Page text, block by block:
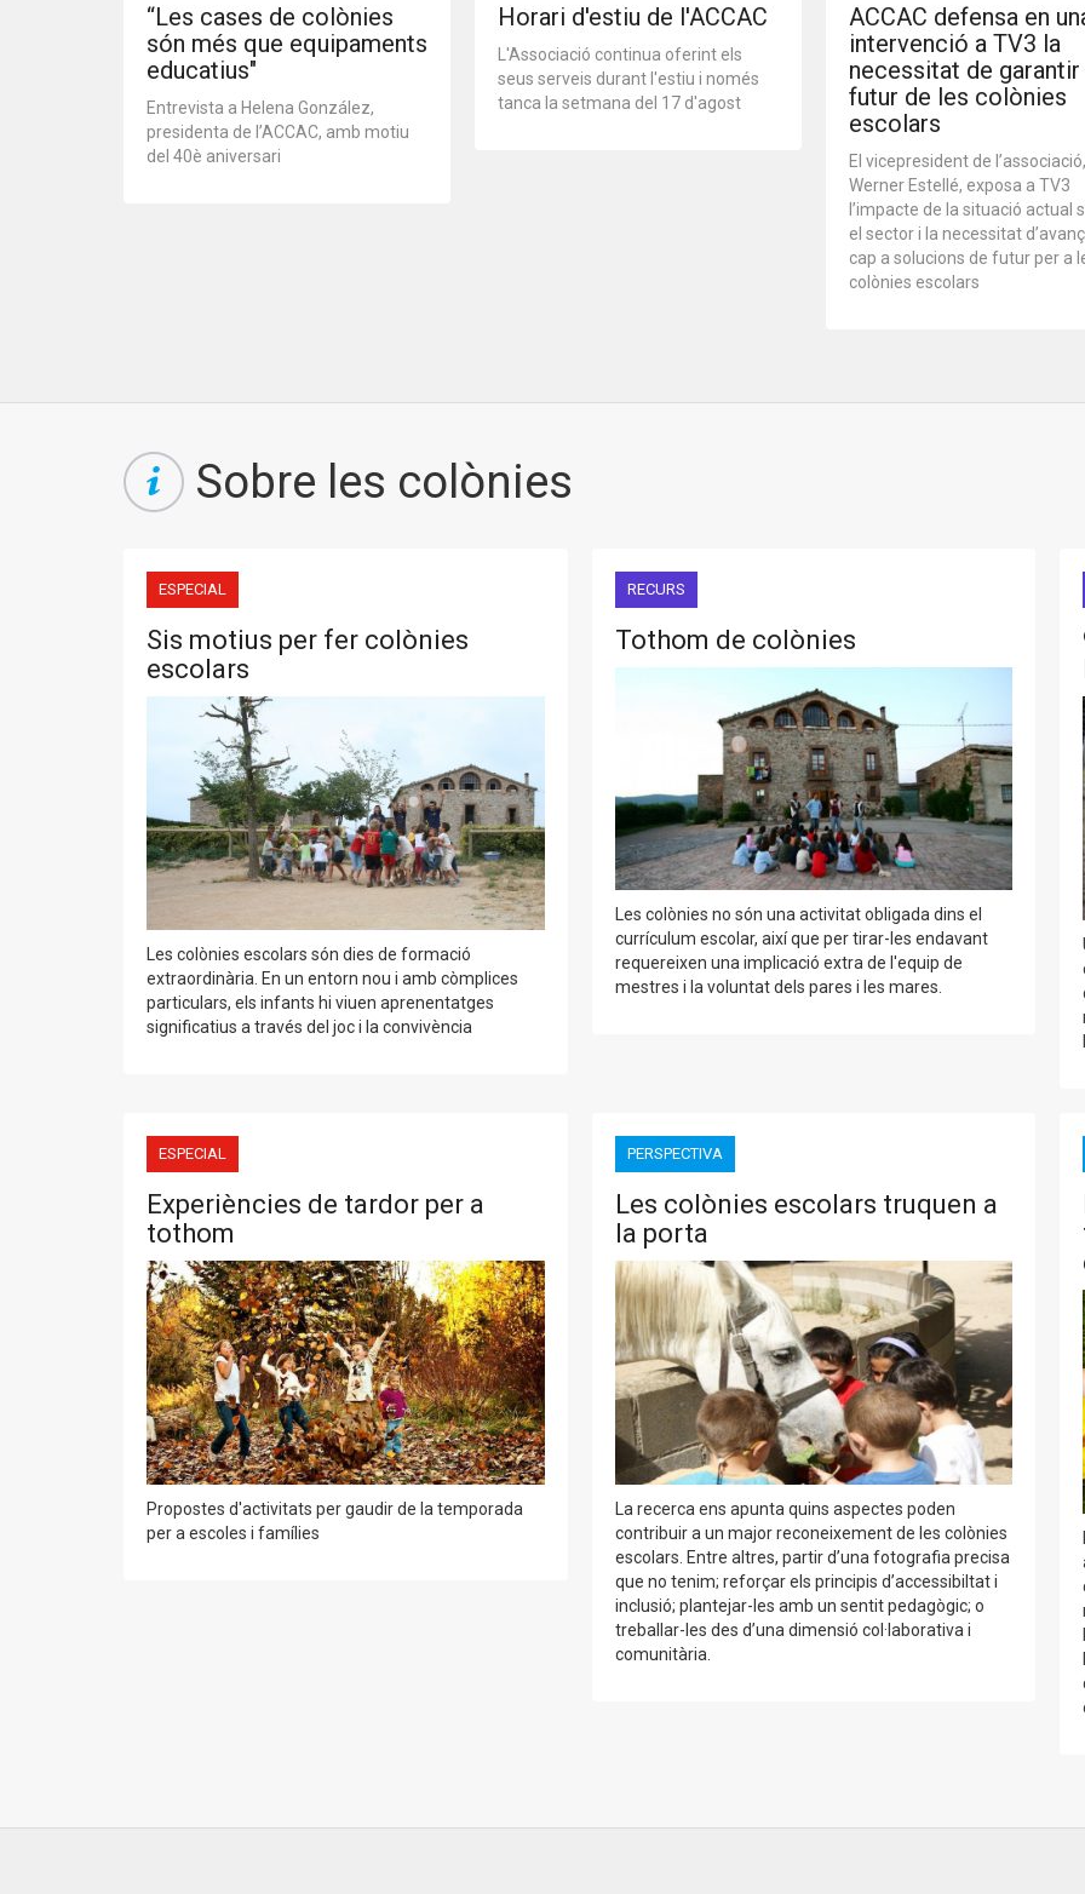
“Les cases de colònies
són més que equipaments
educatius"
Entrevista a Helena González,
presidenta de l’ACCAC, amb motiu
del 40è aniversari
Horari d'estiu de l'ACCAC
L'Associació continua oferint els
seus serveis durant l'estiu i només
tanca la setmana del 17 d'agost
ACCAC defensa en
intervenció a TV3 la
necessitat de garantir
futur de les colònies
escolars
El vicepresident de l’associació,
Werner Estellé, exposa a TV3
l’impacte de la situació actual
el sector i la necessitat
cap a solucions de futur per a
colònies escolars
Sobre les colònies
ESPECIAL
Sis motius per fer colònies
escolars
Les colònies escolars són dies de formació
extraordinària. En un entorn nou i amb còmplices
particulars, els infants hi viuen aprenentatges
significatius a través del joc i la convivència
RECURS
Tothom de colònies
Les colònies no són una activitat obligada dins el
currículum escolar, així que per tirar-les endavant
requereixen una implicació extra de l'equip de
mestres i la voluntat dels pares i les mares.
ESPECIAL
Experiències de tardor per a
tothom
Propostes d'activitats per gaudir de la temporada
per a escoles i famílies
PERSPECTIVA
Les colònies escolars truquen a
la porta
La recerca ens apunta quins aspectes poden
contribuir a un major reconeixement de les colònies
escolars. Entre altres, partir d’una fotografia precisa
que no tenim; reforçar els principis d’accessibiltat i
inclusió; plantejar-les amb un sentit pedagògic; o
treballar-les des d’una dimensió col·laborativa i
comunitària.